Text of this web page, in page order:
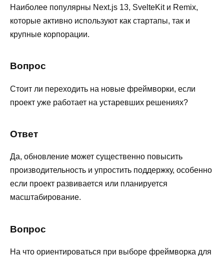
Наиболее популярны Next.js 13, SvelteKit и Remix,
которые активно используют как стартапы, так и
крупные корпорации.
Вопрос
Стоит ли переходить на новые фреймворки, если
проект уже работает на устаревших решениях?
Ответ
Да, обновление может существенно повысить
производительность и упростить поддержку, особенно
если проект развивается или планируется
масштабирование.
Вопрос
На что ориентироваться при выборе фреймворка для